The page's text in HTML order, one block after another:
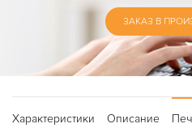
ЗАКАЗ В
Характеристики Описание